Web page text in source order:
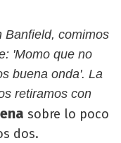
Banfield, comimos
'Momo que no
buena onda'. La
retiramos con
sobre lo poco
dos.